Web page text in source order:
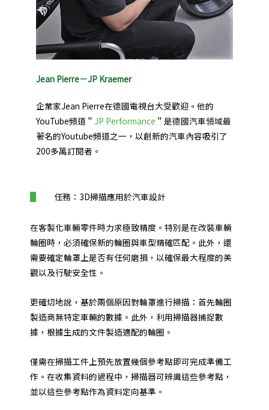
Jean Pierre－JP Kraemer
企業家Jean Pierre在德國電視台大受歡迎。 他的
YouTube頻道＂ JP Performance ＂是德國汽車領域最
著名的Youtube頻道之一，以創新的汽車內容吸引了
200多萬訂閱者。
任務：3D掃描應用於汽車設計
在客製化車輛零件時力求極致精度。特別是在改裝車輛
輪圈時，必須確保新的輪圈與車型精確匹配。此外，還
需要確定輪罩上是否有任何磨損，以確保最大程度的美
觀以及行駛安全性。
更確切地說，基於兩個原因對輪罩進行掃描：首先輪圈
製造商無特定車輛的數據。此外，利用掃描器捕捉數
據，根據生成的文件製造適配的輪圈。
僅需在掃描工件上預先放置幾個參考點即可完成準備工
作。在收集資料的過程中，掃描器可辨識這些參考點，
並以這些參考點作為資料定向基準。